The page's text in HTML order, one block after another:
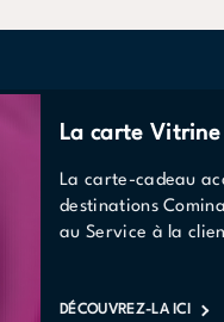
La carte
La carte-cadeau
destinations
au Service à la
DÉCOUVREZ-LA ICI